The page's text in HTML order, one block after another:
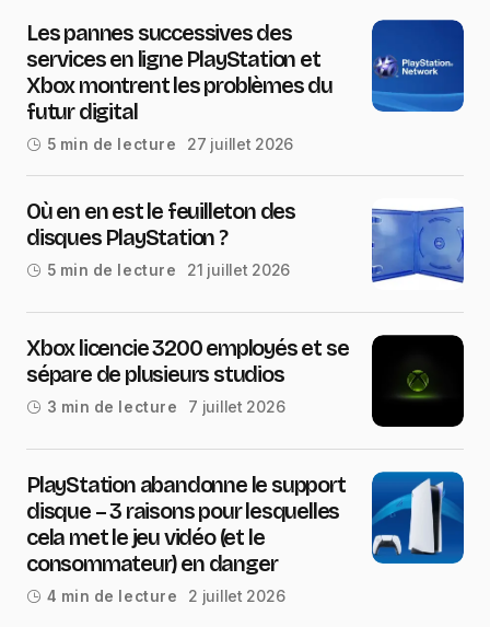
Les pannes successives des
services en ligne PlayStation et
Xbox montrent les problèmes du
futur digital
5 min de lecture 27 juillet 2026
Où en en est le feuilleton des
disques PlayStation ?
5 min de lecture 21 juillet 2026
Xbox licencie 3200 employés et se
sépare de plusieurs studios
3 min de lecture 7 juillet 2026
PlayStation abandonne le support
disque – 3 raisons pour lesquelles
cela met le jeu vidéo (et le
consommateur) en danger
4 min de lecture 2 juillet 2026